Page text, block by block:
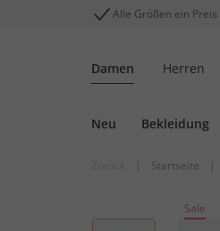
Alle Größen ein Preis
Damen Herren
Neu Bekleidung
| Startseite |
Sale